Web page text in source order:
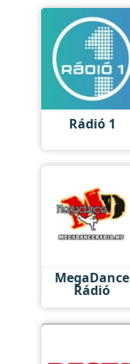
Rádió 1
MegaDance
Rádió